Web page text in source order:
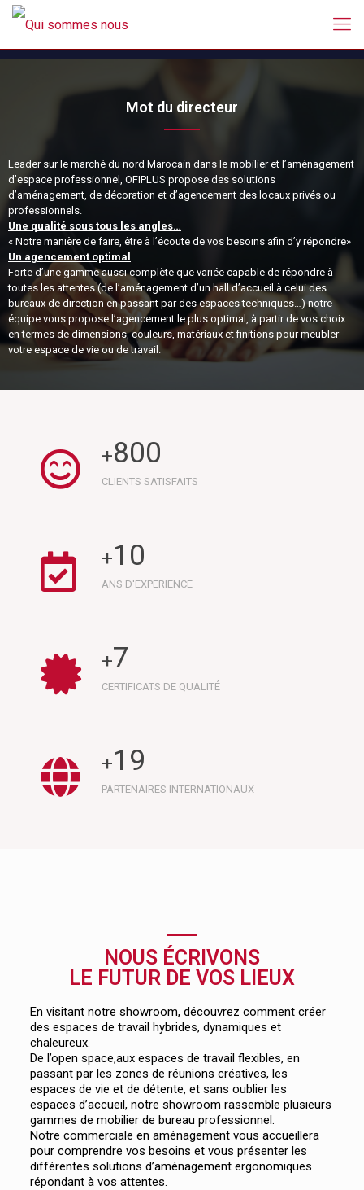
Mot du directeur
Leader sur le marché du nord Marocain dans le mobilier et l’aménagement
d’espace professionnel, OFIPLUS propose des solutions
d’aménagement, de décoration et d’agencement des locaux privés ou
professionnels.
Une qualité sous tous les angles…
« Notre manière de faire, être à l’écoute de vos besoins afin d’y répondre»
Un agencement optimal
Forte d’une gamme aussi complète que variée capable de répondre à
toutes les attentes (de l’aménagement d’un hall d’accueil à celui des
bureaux de direction en passant par des espaces techniques…) notre
équipe vous propose l’agencement le plus optimal, à partir de vos choix
en termes de dimensions, couleurs, matériaux et finitions pour meubler
votre espace de vie ou de travail.
+800
CLIENTS SATISFAITS
+10
ANS D'EXPERIENCE
+7
CERTIFICATS DE QUALITÉ
+19
PARTENAIRES INTERNATIONAUX
NOUS ÉCRIVONS
LE FUTUR DE VOS LIEUX
En visitant notre showroom, découvrez comment créer
des espaces de travail hybrides, dynamiques et
chaleureux.
De l’open space,aux espaces de travail flexibles, en
passant par les zones de réunions créatives, les
espaces de vie et de détente, et sans oublier les
espaces d’accueil, notre showroom rassemble plusieurs
gammes de mobilier de bureau professionnel.
Notre commerciale en aménagement vous accueillera
pour comprendre vos besoins et vous présenter les
différentes solutions d’aménagement ergonomiques
répondant à vos attentes.